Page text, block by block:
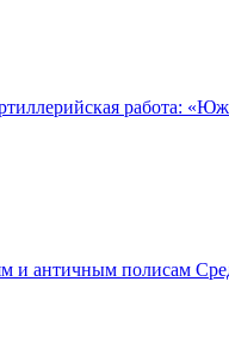
работа:
и античным полисам